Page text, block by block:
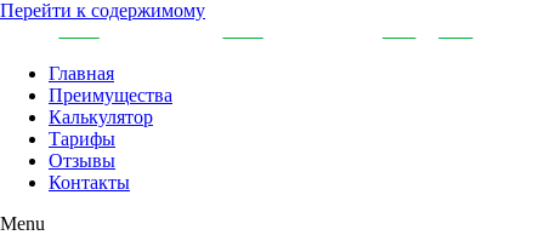
Перейти к содержимому
Главная
Преимущества
Калькулятор
Тарифы
Отзывы
Контакты
Menu